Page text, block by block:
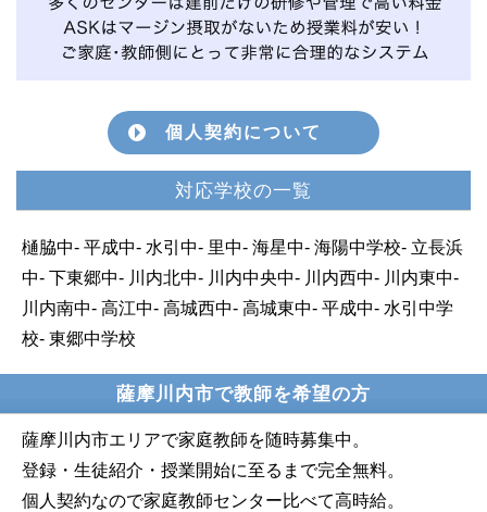
個人契約について
対応学校の一覧
樋脇中- 平成中- 水引中- 里中- 海星中- 海陽中学校- 立長浜
中- 下東郷中- 川内北中- 川内中央中- 川内西中- 川内東中-
川内南中- 高江中- 高城西中- 高城東中- 平成中- 水引中学
校- 東郷中学校
薩摩川内市で教師を希望の方
薩摩川内市エリアで家庭教師を随時募集中。
登録・生徒紹介・授業開始に至るまで完全無料。
個人契約なので家庭教師センター比べて高時給。